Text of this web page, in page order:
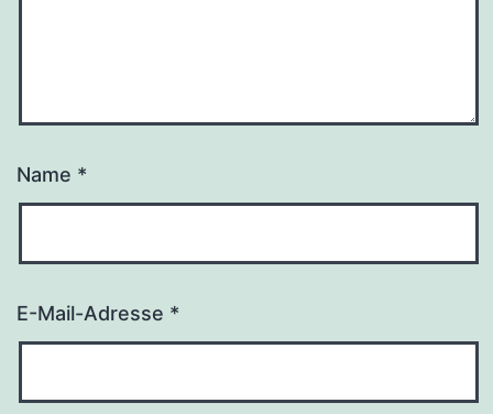
Name *
E-Mail-Adresse *